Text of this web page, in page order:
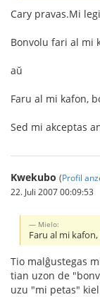
Cary pravas.Mi
Bonvolu fari al mi
aŭ
Faru al mi kafon,
Sed mi akceptas
Kwekubo (Profil
22. Juli 2007 00:09:53
Mielo:
Faru al mi
Tio malĝustegas
tian uzon de
uzu "mi petas"